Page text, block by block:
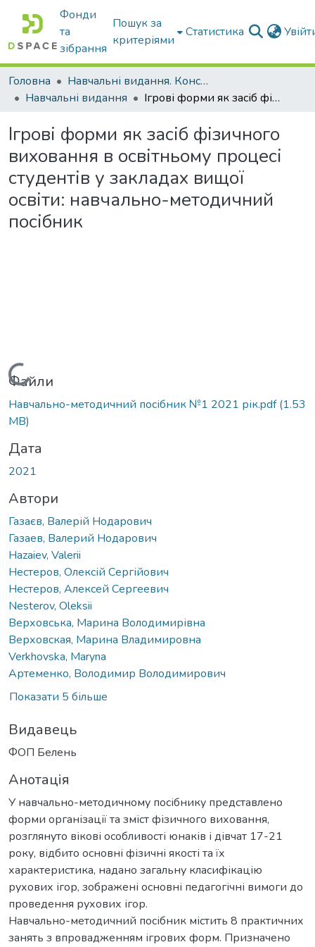
Фонди
та
зібрання
Пошук за
критеріями
Статистика
Головна
Навчальні видання. Конспекти лекцій
Навчальні видання
Ігрові форми як засіб фізичного виховання в освітньому процесі студентів у закладах вищої освіти: навчально-методичний посібник
Ігрові форми як засіб фізичного
виховання в освітньому процесі
студентів у закладах вищої
освіти: навчально-методичний
посібник
Вантажиться...
Файли
Навчально-методичний посібник №1 2021 рік.pdf(1.53
MB)
Дата
2021
Автори
Газаєв, Валерій Нодарович
Газаев, Валерий Нодарович
Hazaiev, Valerii
Нестеров, Олексій Сергійович
Нестеров, Алексей Сергеевич
Nesterov, Oleksii
Верховська, Марина Володимирівна
Верховская, Марина Владимировна
Verkhovska, Maryna
Артеменко, Володимир Володимирович
Показати 5 більше
Видавець
ФОП Белень
Анотація
У навчально-методичному посібнику представлено
форми організації та зміст фізичного виховання,
розглянуто вікові особливості юнаків і дівчат 17-21
року, відбито основні фізичні якості та їх
характеристика, надано загальну класифікацію
рухових ігор, зображені основні педагогічні вимоги до
проведення рухових ігор.
Навчально-методичний посібник містить 8 практичних
занять з впровадженням ігрових форм. Призначено